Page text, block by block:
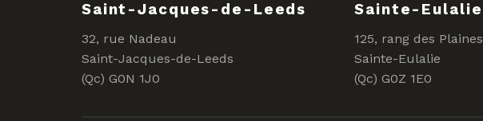
Saint-Jacques-de-Leeds
32, rue Nadeau
Saint-Jacques-de-Leeds
(Qc) G0N 1J0
Sainte-Eulalie
125, rang des Plaines
Sainte-Eulalie
(Qc) G0Z 1E0